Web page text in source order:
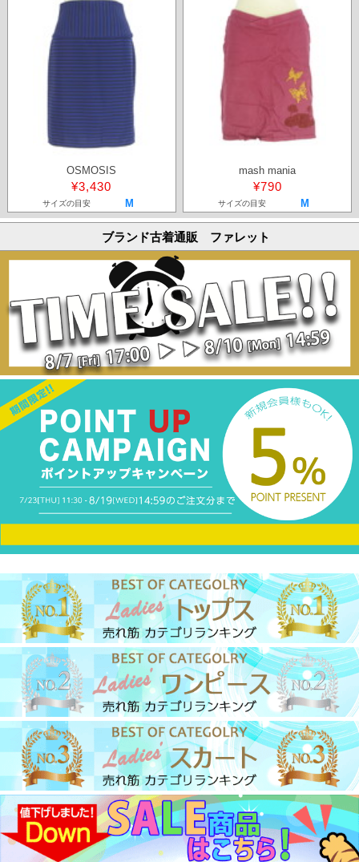
OSMOSIS
¥3,430
サイズの目安 M
mash mania
¥790
サイズの目安 M
ブランド古着通販 ファレット